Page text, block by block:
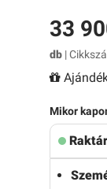
33
db|
Mikor